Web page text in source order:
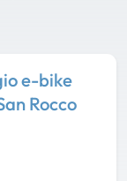
e-bike
Rocco